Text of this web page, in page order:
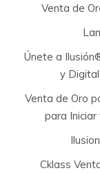
Venta de
Únete a
y
Venta de Oro
para
Cklass